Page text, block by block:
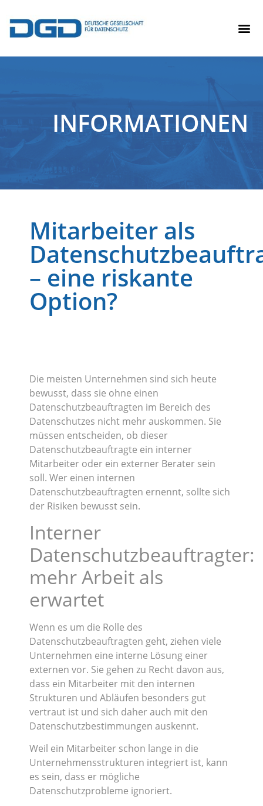
INFORMATIONEN
Mitarbeiter als
– eine riskante
Option?
Die meisten Unternehmen sind sich heute
bewusst, dass sie ohne einen
Datenschutzbeauftragten im Bereich des
Datenschutzes nicht mehr auskommen. Sie
müssen entscheiden, ob dieser
Datenschutzbeauftragte ein interner
Mitarbeiter oder ein externer Berater sein
soll. Wer einen internen
Datenschutzbeauftragten ernennt, sollte sich
der Risiken bewusst sein.
Interner
Datenschutzbeauftragter:
mehr Arbeit als
erwartet
Wenn es um die Rolle des
Datenschutzbeauftragten geht, ziehen viele
Unternehmen eine interne Lösung einer
externen vor. Sie gehen zu Recht davon aus,
dass ein Mitarbeiter mit den internen
Strukturen und Abläufen besonders gut
vertraut ist und sich daher auch mit den
Datenschutzbestimmungen auskennt.
Weil ein Mitarbeiter schon lange in die
Unternehmensstrukturen integriert ist, kann
es sein, dass er mögliche
Datenschutzprobleme ignoriert.